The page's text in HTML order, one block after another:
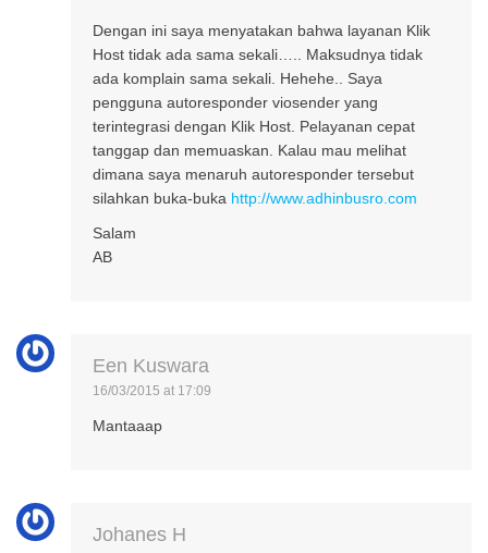
Dengan ini saya menyatakan bahwa layanan Klik
Host tidak ada sama sekali….. Maksudnya tidak
ada komplain sama sekali. Hehehe.. Saya
pengguna autoresponder viosender yang
terintegrasi dengan Klik Host. Pelayanan cepat
tanggap dan memuaskan. Kalau mau melihat
dimana saya menaruh autoresponder tersebut
silahkan buka-buka http://www.adhinbusro.com
Salam
AB
Een Kuswara
16/03/2015 at 17:09
Mantaaap
Johanes H